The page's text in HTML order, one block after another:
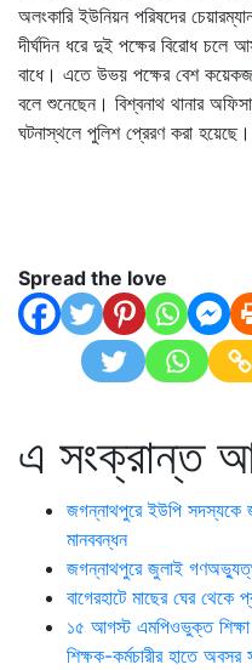
অলংকারি ইউনিয়ন পরিষদের
দীর্ঘদিন ধরে দুই পক্ষের বিরোধ
বাধে। এতে উভয় পক্ষের বেশ
বলে শুনেছেন। বিশ্বনাথ থানার
ঘটনাস্থলে পুলিশ প্রেরণ করা
Spread the love
এ সংক্রান্ত
জগন্নাথপুরে ইউপি সদস্যকে
মানববন্ধন
জগন্নাথপুরে জুলাই
বাগেরহাটে মাছের ঘের থেকে
১৫ আগস্ট এমপিওভুক্ত শিক্ষা
শিক্ষক-কর্মচারীর হাতে অবসর